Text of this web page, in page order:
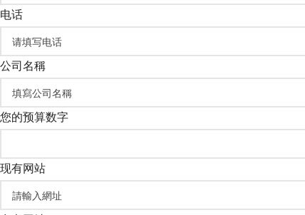
电话
公司名稱
您的预算数字
现有网站